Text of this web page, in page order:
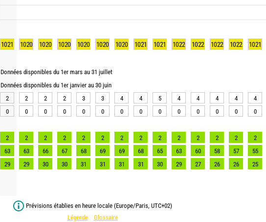
1021 1020 1020 1020 1020 1020 1020 1021 1021 1022 1022 1022 1022 1021
Données disponibles du 1er mars au 31 juillet
Données disponibles du 1er janvier au 30 juin
2
2 2 2 3 3 4 4 5 4 4 4 4 4
0
0 0 0 0 0 0 0 0 0 0 0 0 0
2 2 2 2 2 2 2 2 2 2 2 2 2 2
63
63 66 67 68 69 69 68 65 63 60 58 57 55
29
29 30 30 31 31 31 31 30 29 27 26 26 25
Prévisions établies en heure locale (Europe/Paris, UTC+02)
Légende
Glossaire